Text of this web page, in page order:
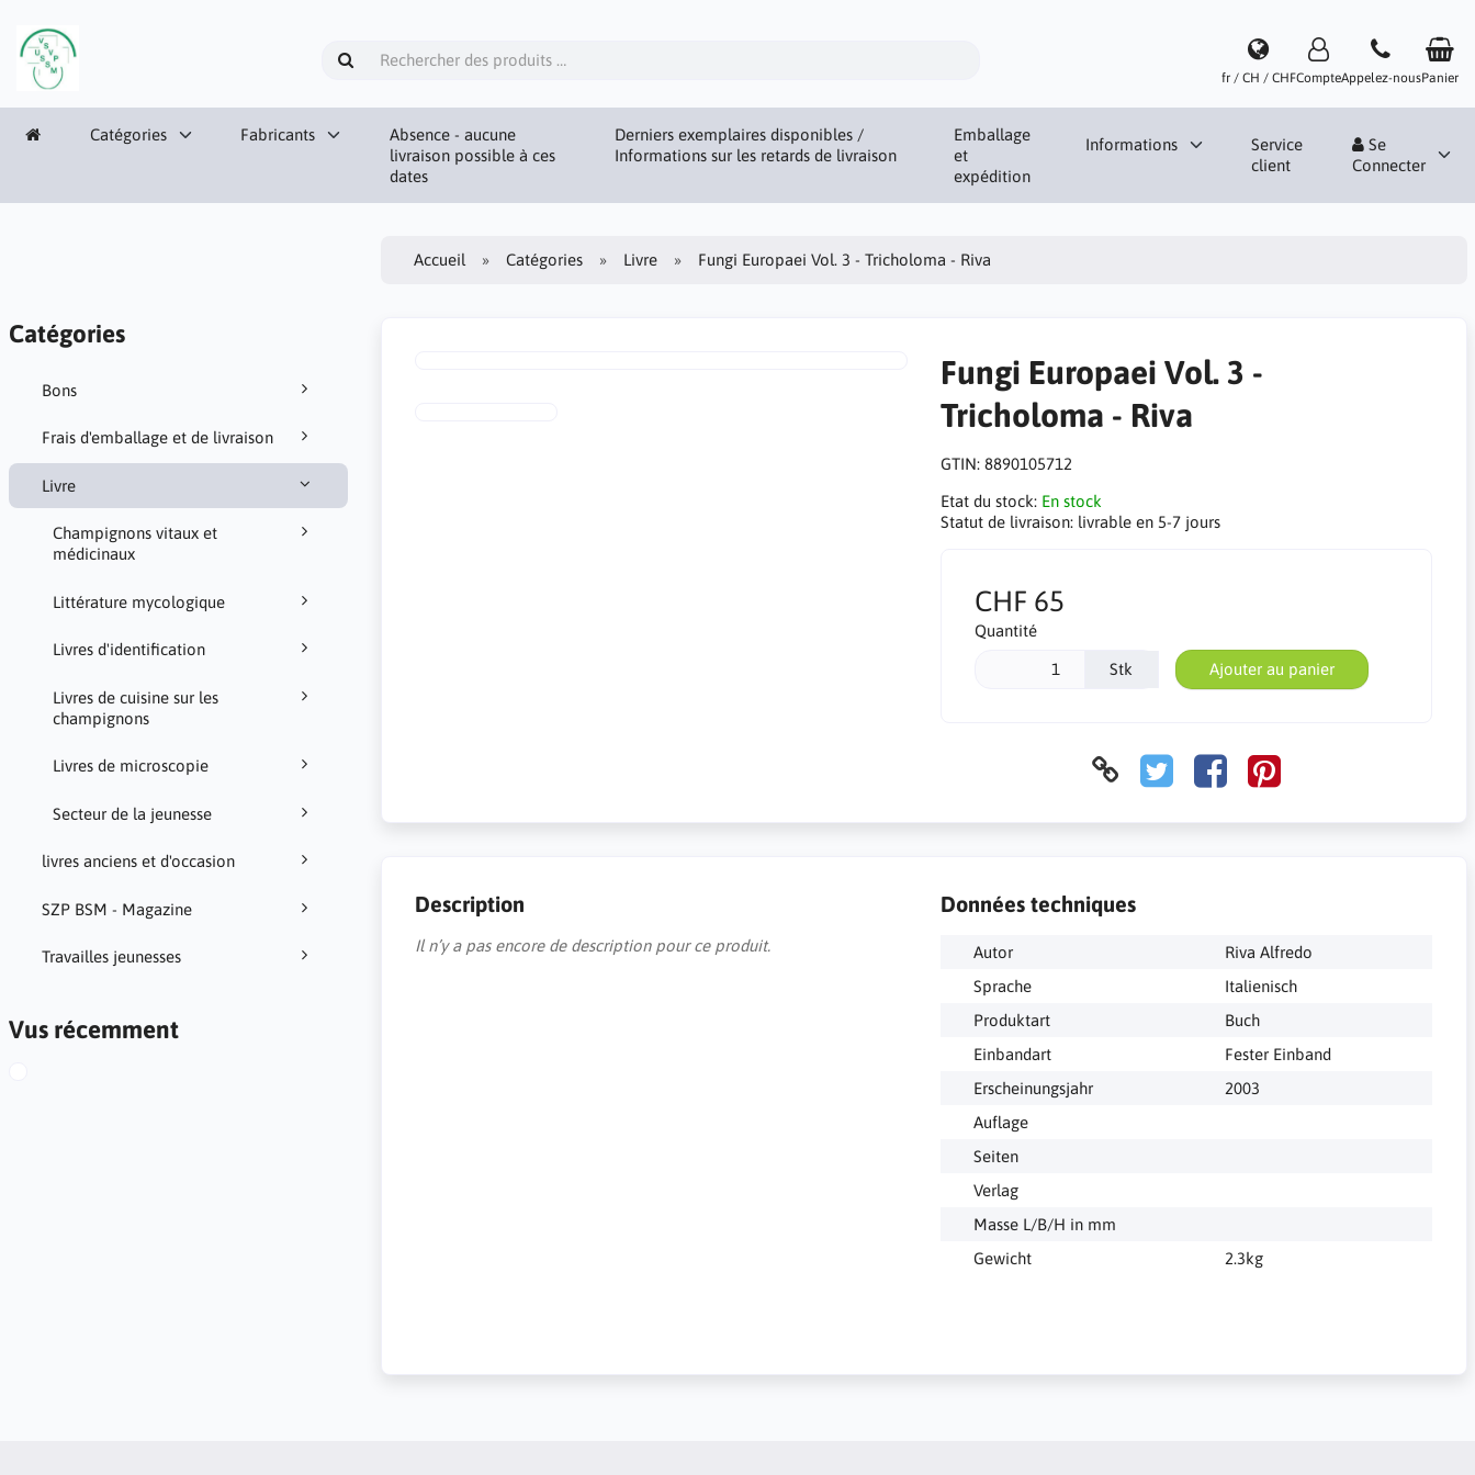
fr / CH / CHFCompteAppelez-nousPanier
Catégories Fabricants
Absence - aucune
livraison possible à ces
dates
Derniers exemplaires disponibles /
Informations sur les retards de livraison
Emballage
et
expédition
Informations
Service
client
Se
Connecter
Catégories
Bons
Frais d'emballage et de livraison
Livre
Champignons vitaux et
médicinaux
Littérature mycologique
Livres d'identification
Livres de cuisine sur les
champignons
Livres de microscopie
Secteur de la jeunesse
livres anciens et d'occasion
SZP BSM - Magazine
Travailles jeunesses
Vus récemment
Accueil Catégories Livre Fungi Europaei Vol. 3 - Tricholoma - Riva
Fungi Europaei Vol. 3 -
Tricholoma - Riva
GTIN: 8890105712
Etat du stock: En stock
Statut de livraison: livrable en 5-7 jours
CHF 65
Quantité
Stk Ajouter au panier
Description
Il n’y a pas encore de description pour ce produit.
Données techniques
Autor
Riva Alfredo
Sprache
Italienisch
Produktart
Buch
Einbandart
Fester Einband
Erscheinungsjahr
2003
Auflage
Seiten
Verlag
Masse L/B/H in mm
Gewicht
2.3kg